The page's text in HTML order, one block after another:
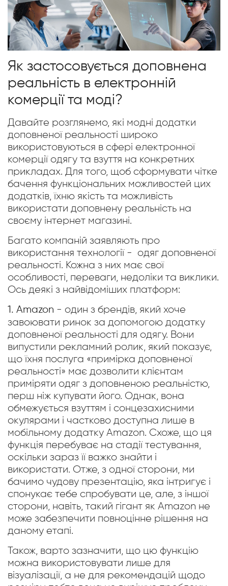
Як застосовується доповнена
реальність в електронній
комерції та моді?
Давайте розглянемо, які модні додатки
доповненої реальності широко
використовуються в сфері електронної
комерції одягу та взуття на конкретних
прикладах. Для того, щоб сформувати чітке
бачення функціональних можливостей цих
додатків, їхню якість та можливість
використати доповнену реальність на
своєму інтернет магазині.
Багато компаній заявляють про
використання технології - одяг доповненої
реальності. Кожна з них має свої
особливості, переваги, недоліки та виклики.
Ось деякі з найвідоміших платформ:
1. Amazon - один з брендів, який хоче
завоювати ринок за допомогою додатку
доповненої реальності для одягу. Вони
випустили рекламний ролик, який показує,
що їхня послуга «примірка доповненої
реальності» має дозволити клієнтам
приміряти одяг з доповненою реальністю,
перш ніж купувати його. Однак, вона
обмежується взуттям і сонцезахисними
окулярами і частково доступна лише в
мобільному додатку Amazon. Схоже, що ця
функція перебуває на стадії тестування,
оскільки зараз її важко знайти і
використати. Отже, з одної сторони, ми
бачимо чудову презентацію, яка інтригує і
спонукає тебе спробувати це, але, з іншої
сторони, навіть, такий гігант як Amazon не
може забезпечити повноцінне рішення на
даному етапі.
Також, варто зазначити, що цю функцію
можна використовувати лише для
візуалізації, а не для рекомендацій щодо